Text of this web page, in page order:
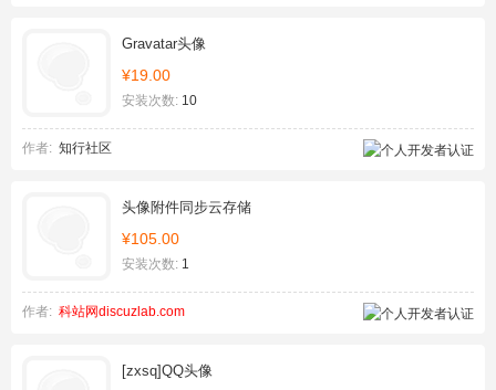
Gravatar头像
¥19.00
安装次数: 10
作者: 知行社区
头像附件同步云存储
¥105.00
安装次数: 1
作者: 科站网discuzlab.com
[zxsq]QQ头像